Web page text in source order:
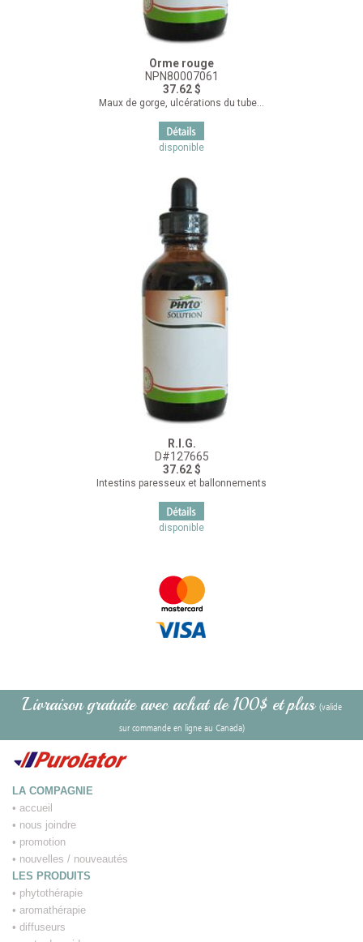
Orme rouge
NPN80007061
37.62 $
Maux de gorge, ulcérations du tube...
disponible
R.I.G.
D#127665
37.62 $
Intestins paresseux et ballonnements
disponible
Livraison gratuite avec achat de 100$ et plus (valide
sur commande en ligne au Canada)
LA COMPAGNIE
• accueil
• nous joindre
• promotion
• nouvelles / nouveautés
LES PRODUITS
• phytothérapie
• aromathérapie
• diffuseurs